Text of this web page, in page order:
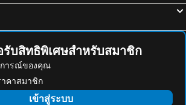
รับสิทธิพิเศษสำหรับสมาชิก
ารณ์ของคุณ
คาสมาชิก
เข้าสู่ระบบ